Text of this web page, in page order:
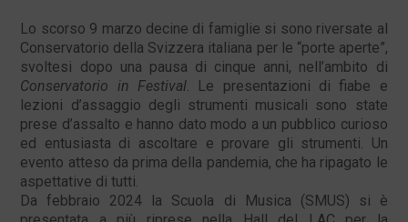
Lo scorso 9 marzo decine di famiglie si sono riversate al
Conservatorio della Svizzera italiana per le “porte aperte”,
svoltesi dopo una pausa di cinque anni, nell’ambito di
Conservatorio in Festival . Le presentazioni di fiabe e
lezioni d’assaggio degli strumenti musicali sono state
prese d’assalto e hanno dato modo a un pubblico curioso
ed entusiasta di ascoltare e provare gli strumenti. Un
evento atteso da prima della pandemia, che ha ripagato le
aspettative di tutti.
Da febbraio 2024 la Scuola di Musica (SMUS) si è